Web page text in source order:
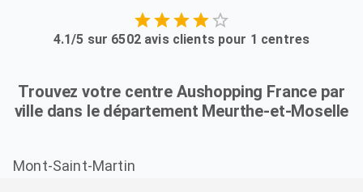
4.1/5 sur 6502 avis clients pour 1 centres
Trouvez votre centre Aushopping France par
ville dans le département Meurthe-et-Moselle
Mont-Saint-Martin